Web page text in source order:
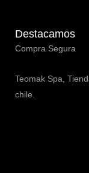
Destacamos
Compra Segura
Teomak Spa,
chile.